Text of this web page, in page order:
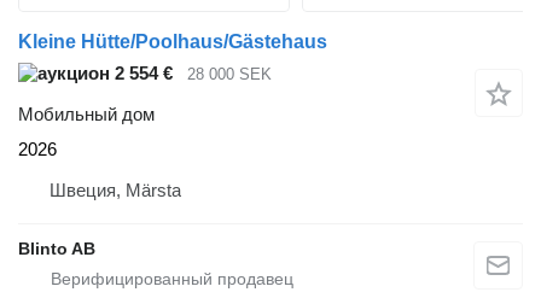
Kleine Hütte/Poolhaus/Gästehaus
2 554 €
28 000 SEK
Мобильный дом
2026
Швеция, Märsta
Blinto AB